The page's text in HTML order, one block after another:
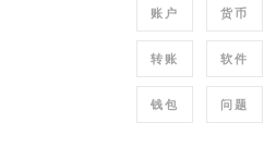
账户 货币
转账 软件
钱包 问题